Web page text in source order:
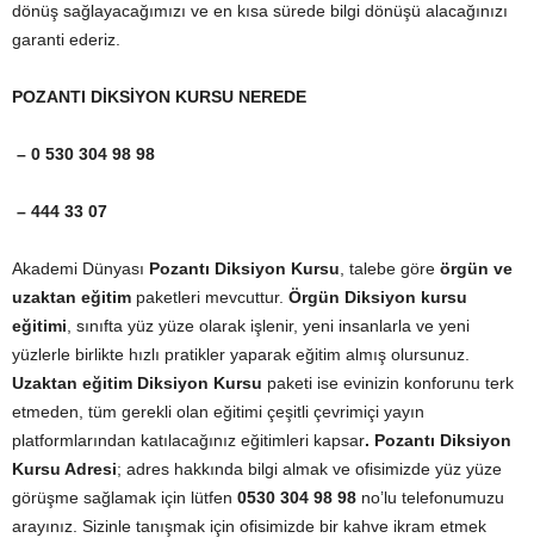
dönüş sağlayacağımızı ve en kısa sürede bilgi dönüşü alacağınızı
garanti ederiz.
POZANTI DİKSİYON KURSU NEREDE
– 0 530 304 98 98
– 444 33 07
Akademi Dünyası Pozantı Diksiyon Kursu, talebe göre örgün ve
uzaktan eğitim paketleri mevcuttur. Örgün Diksiyon kursu
eğitimi, sınıfta yüz yüze olarak işlenir, yeni insanlarla ve yeni
yüzlerle birlikte hızlı pratikler yaparak eğitim almış olursunuz.
Uzaktan eğitim Diksiyon Kursu paketi ise evinizin konforunu terk
etmeden, tüm gerekli olan eğitimi çeşitli çevrimiçi yayın
platformlarından katılacağınız eğitimleri kapsar. Pozantı Diksiyon
Kursu Adresi; adres hakkında bilgi almak ve ofisimizde yüz yüze
görüşme sağlamak için lütfen 0530 304 98 98 no’lu telefonumuzu
arayınız. Sizinle tanışmak için ofisimizde bir kahve ikram etmek